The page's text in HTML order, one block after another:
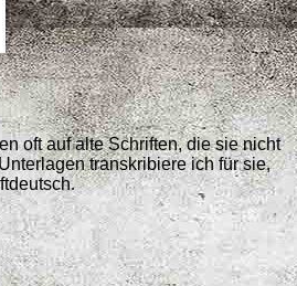
oft auf alte Schriften, die sie nicht
transkribiere ich für sie,
.